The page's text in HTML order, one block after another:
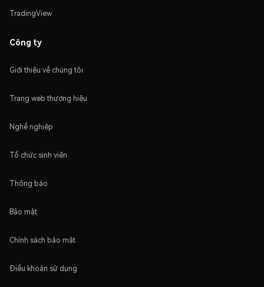
TradingView
Công ty
Giới thiệu về chúng tôi
Trang web thương hiệu
Nghề nghiệp
Tổ chức sinh viên
Thông báo
Bảo mật
Chính sách bảo mật
Điều khoản sử dụng